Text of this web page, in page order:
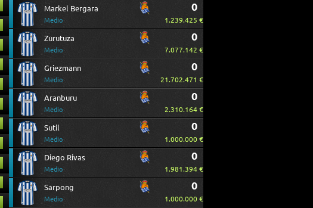
Markel Bergara
Medio
0
1.239.425 €
Zurutuza
Medio
0
7.077.142 €
Griezmann
Medio
0
21.702.471 €
Aranburu
Medio
0
2.310.164 €
Sutil
Medio
0
1.000.000 €
Diego Rivas
Medio
0
1.981.394 €
Sarpong
Medio
0
1.000.000 €